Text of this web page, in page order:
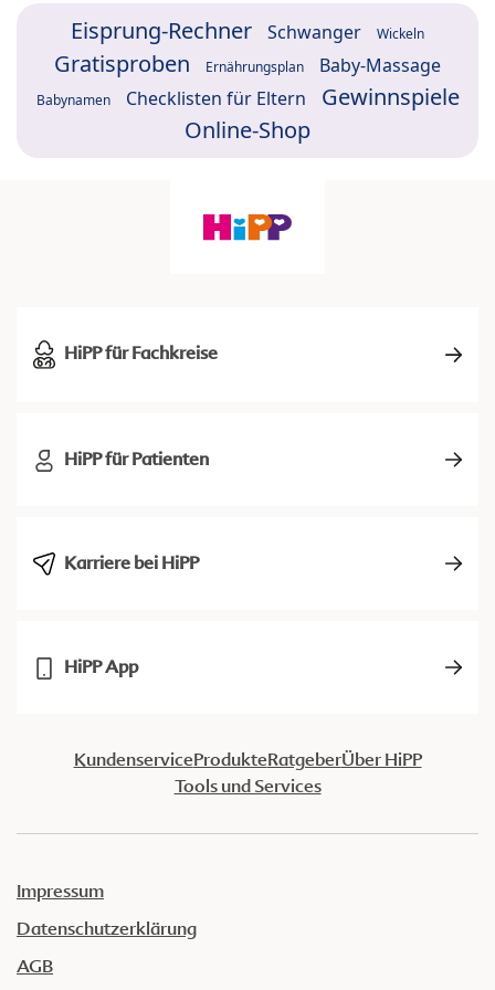
Eisprung-Rechner Schwanger Wickeln
Gratisproben Ernährungsplan Baby-Massage
Babynamen Checklisten für Eltern
Gewinnspiele
Online-Shop
HiPP für Fachkreise
HiPP für Patienten
Karriere bei HiPP
HiPP App
KundenserviceProdukteRatgeberÜber HiPP
Tools und Services
Impressum
Datenschutzerklärung
AGB